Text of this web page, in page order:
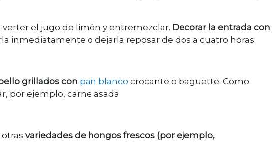
, verter el jugo de limón y entremezclar. Decorar la entrada con
inmediatamente o dejarla reposar de dos a cuatro horas.
grillados con pan blanco crocante o baguette. Como
por ejemplo, carne asada.
variedades de hongos frescos (por ejemplo,